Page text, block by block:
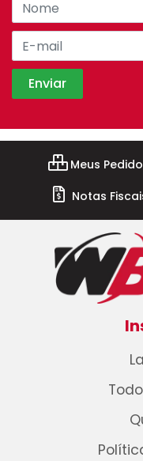
Meus
Notas